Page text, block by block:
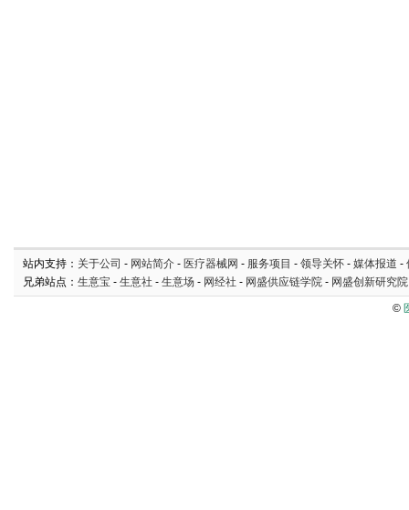
站内支持： 关于公司 - 网站简介 - 医疗器械网 - 服务项目 - 领导关怀 - 媒体报道 -
兄弟站点： 生意宝 - 生意社 - 生意场 - 网经社 - 网盛供应链学院 - 网盛创新研究院
©